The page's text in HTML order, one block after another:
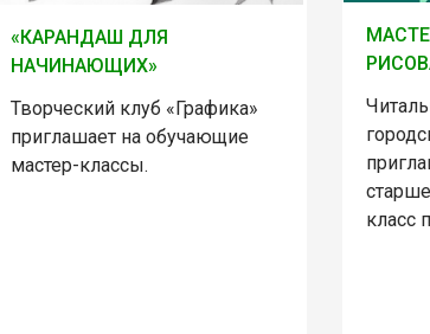
«КАРАНДАШ ДЛЯ
НАЧИНАЮЩИХ»
Творческий клуб «Графика»
приглашает на обучающие
мастер-классы.
класс